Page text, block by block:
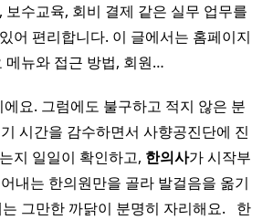
보수교육, 회비 결제 같은 실무 업무를
어 편리합니다. 이 글에서는 홈페이지
메뉴와 접근 방법, 회원…
요. 그럼에도 불구하고 적지 않은 분
시간을 감수하면서 사향공진단에 진
지 일일이 확인하고, 한의사가 시작부
내는 한의원만을 골라 발걸음을 옮기
그만한 까닭이 분명히 자리해요. ​ ​ 한